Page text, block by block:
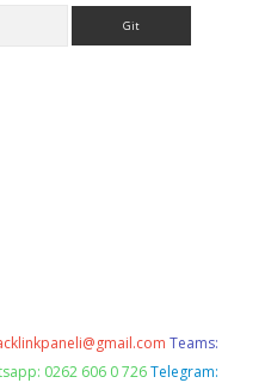
Teams:
0262 606 0 726 Telegram: